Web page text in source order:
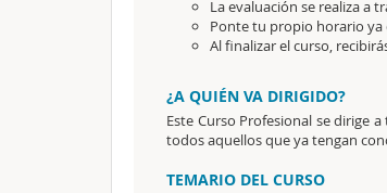
La evaluación se realiza a
Ponte tu propio horario ya
Al finalizar el curso,
¿A QUIÉN VA DIRIGIDO?
Este Curso Profesional se dirige
todos aquellos que ya tengan
TEMARIO DEL CURSO